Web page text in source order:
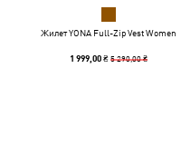
Жилет YONA Full-Zip Vest Women
1 999,00 ₴5 290,00 ₴